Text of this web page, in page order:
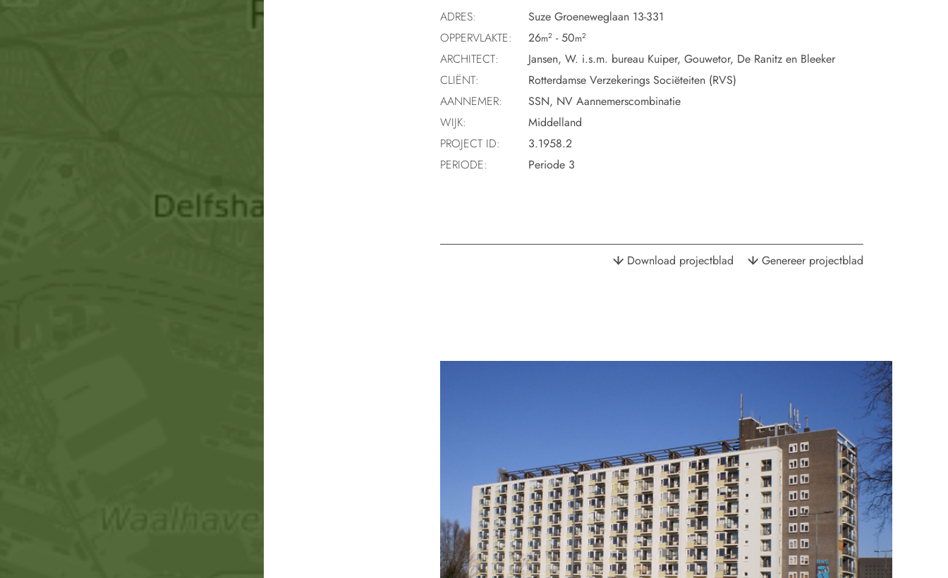
ADRES:
Suze Groeneweglaan 13-331
OPPERVLAKTE:
26m2 - 50m2
ARCHITECT:
Jansen, W. i.s.m. bureau Kuiper, Gouwetor, De Ranitz en Bleeker
CLIËNT:
Rotterdamse Verzekerings Sociëteiten (RVS)
AANNEMER:
SSN, NV Aannemerscombinatie
WIJK:
Middelland
PROJECT ID:
3.1958.2
PERIODE:
Periode 3
Download projectblad Genereer projectblad